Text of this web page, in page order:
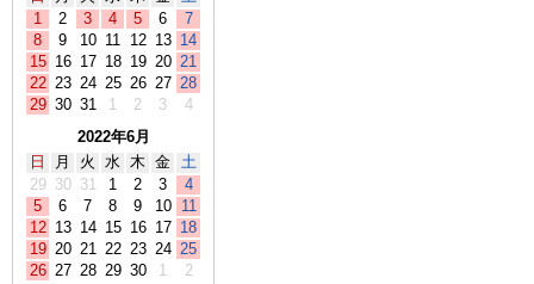
1
2 3 4 5 6
7
8
9 10 11 12 13 14
15 16 17 18 19 20 21
22 23 24 25 26 27 28
29 30 31 1 2 3
4
2022年6月
日
月 火 水 木 金 土
29 30 31 1 2 3
4
5
6 7 8 9 10
11
12 13 14 15 16 17 18
19 20 21 22 23 24 25
26 27 28 29 30 1 2